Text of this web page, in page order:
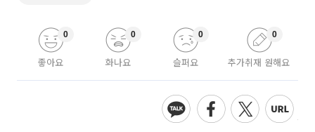
좋아요
0
화나요
0
슬퍼요
0
추가취재 원해요
0